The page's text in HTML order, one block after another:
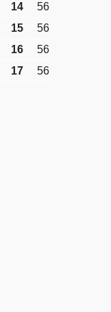
14
56
15
56
16
56
17
56